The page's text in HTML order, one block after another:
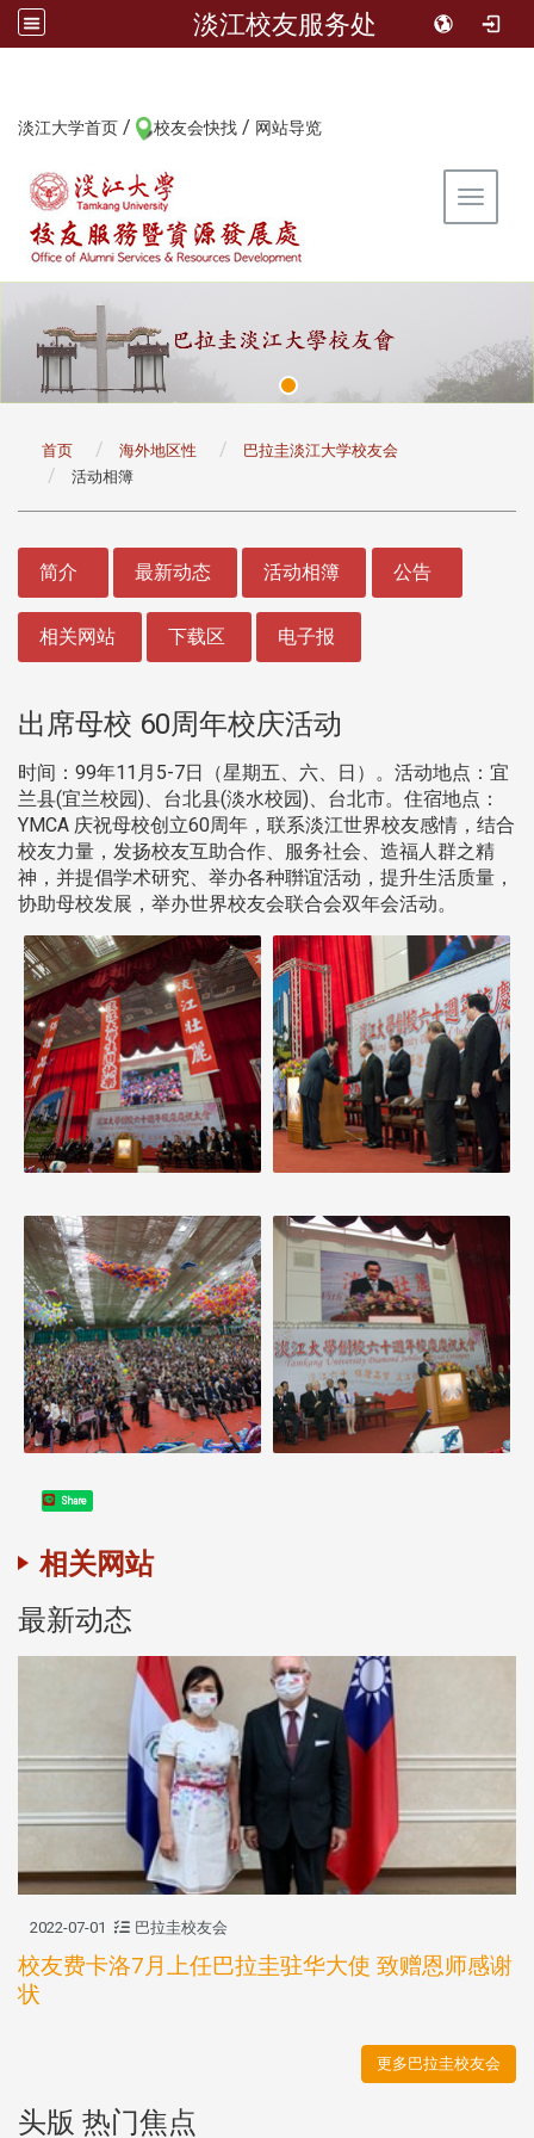
淡江校友服务处
淡江大学首页 / 校友会快找 / 网站导览
Toggle
首页 海外地区性
巴拉圭淡江大学校友会
活动相簿
简介 最新动态 活动相簿 公告
相关网站 下载区 电子报
出席母校 60周年校庆活动
时间：99年11月5-7日（星期五、六、日）。活动地点：宜
兰县(宜兰校园)、台北县(淡水校园)、台北市。住宿地点：
YMCA 庆祝母校创立60周年，联系淡江世界校友感情，结合
校友力量，发扬校友互助合作、服务社会、造福人群之精
神，并提倡学术研究、举办各种聨谊活动，提升生活质量，
协助母校发展，举办世界校友会联合会双年会活动。
Share
相关网站
最新动态
2022-07-01 巴拉圭校友会
校友费卡洛7月上任巴拉圭驻华大使 致赠恩师感谢
状
更多巴拉圭校友会
头版 热门焦点